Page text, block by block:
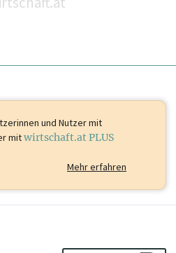
und Nutzer mit
mitwirtschaft.at PLUS
Mehr erfahren